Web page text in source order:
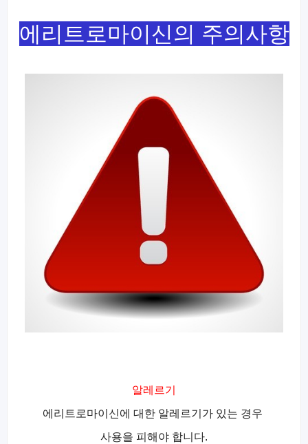
에리트로마이신의 주의사항
알레르기
에리트로마이신에 대한 알레르기가 있는 경우
사용을 피해야 합니다.